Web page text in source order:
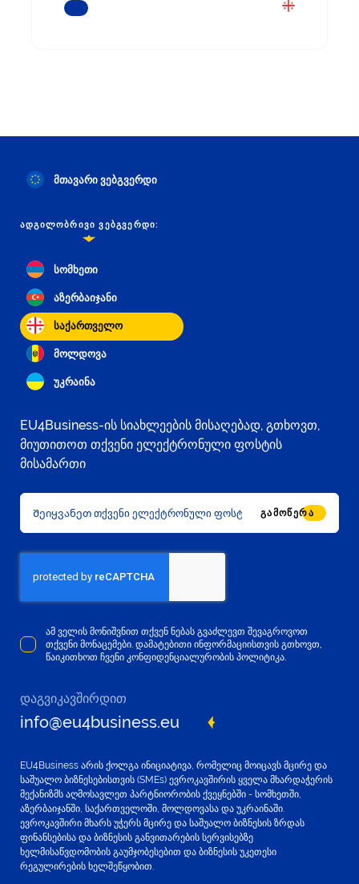
ᲒᲐᲘᲒᲔᲗ ᲛᲔᲢᲘ
მთავარი ვებგვერდი
ᲐᲓᲒᲘᲚᲝᲑᲠᲘᲕᲘ ᲕᲔᲑᲒᲕᲔᲠᲓᲘ:
სომხეთი
აზერბაიჯანი
საქართველო
მოლდოვა
უკრაინა
EU4Business-ის სიახლეების მისაღებად, გთხოვთ,
მიუთითოთ თქვენი ელექტრონული ფოსტის
მისამართი
ᲒᲐᲛᲝᲬᲔᲠᲐ
ამ ველის მონიშვნით თქვენ ნებას გვაძლევთ შევაგროვოთ
თქვენი მონაცემები. დამატებითი ინფორმაციისთვის გთხოვთ,
წაიკითხოთ ჩვენი კონფიდენციალურობის პოლიტიკა.
დაგვიკავშირდით
info@eu4business.eu
EU4Business არის ქოლგა ინიციატივა, რომელიც მოიცავს მცირე და
საშუალო ბიზნესებისთვის (SMEs) ევროკავშირის ყველა მხარდაჭერის
მექანიზმს აღმოსავლეთ პარტნიორობის ქვეყნებში - სომხეთში,
აზერბაიჯანში, საქართველოში, მოლდოვასა და უკრაინაში.
ევროკავშირი მხარს უჭერს მცირე და საშუალო ბიზნესის ზრდას
ფინანსებისა და ბიზნესის განვითარების სერვისებზე
ხელმისაწვდომობის გაუმჯობესებით და ბიზნესის უკეთესი
რეგულირების ხელშეწყობით.